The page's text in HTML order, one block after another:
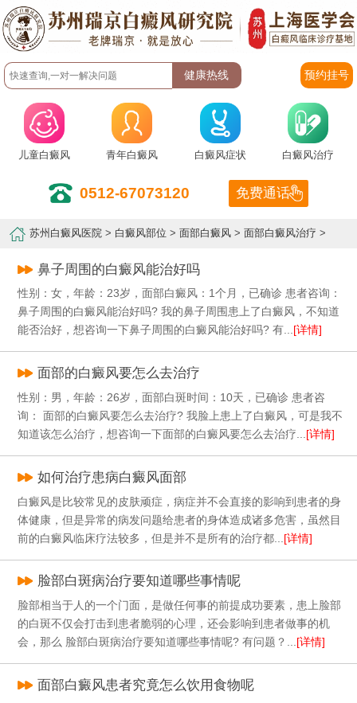
预约挂号
儿童白癜风 青年白癜风 白癜风症状 白癜风治疗
0512-67073120 免费通话
苏州白癜风医院 > 白癜风部位 >面部白癜风 >面部白癜风治疗 >
鼻子周围的白癜风能治好吗
性别：女，年龄：23岁，面部白癜风：1个月，已确诊 患者咨询：
鼻子周围的白癜风能治好吗? 我的鼻子周围患上了白癜风，不知道
能否治好，想咨询一下鼻子周围的白癜风能治好吗? 有...[详情]
面部的白癜风要怎么去治疗
性别：男，年龄：26岁，面部白斑时间：10天，已确诊 患者咨
询： 面部的白癜风要怎么去治疗? 我脸上患上了白癜风，可是我不
知道该怎么治疗，想咨询一下面部的白癜风要怎么去治疗... [详情]
如何治疗患病白癜风面部
白癜风是比较常见的皮肤顽症，病症并不会直接的影响到患者的身
体健康，但是异常的病发问题给患者的身体造成诸多危害，虽然目
前的白癜风临床疗法较多，但是并不是所有的治疗都... [详情]
脸部白斑病治疗要知道哪些事情呢
脸部相当于人的一个门面，是做任何事的前提成功要素，患上脸部
的白斑不仅会打击到患者脆弱的心理，还会影响到患者做事的机
会，那么 脸部白斑病治疗要知道哪些事情呢? 有问题？... [详情]
面部白癜风患者究竟怎么饮用食物呢